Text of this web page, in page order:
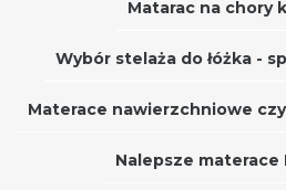
Matarac na chory
Wybór stelaża do łóżka -
Materace nawierzchniowe
Nalepsze materace